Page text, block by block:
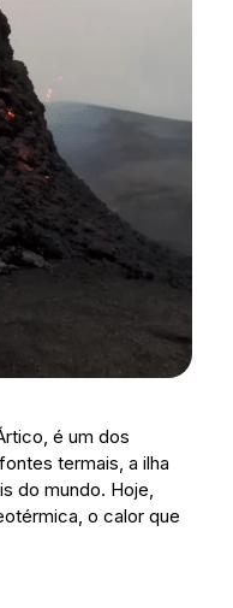
é um dos
termais, a ilha
do mundo. Hoje,
o calor que